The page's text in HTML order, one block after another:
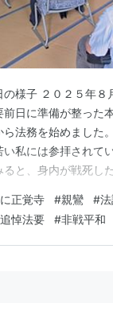
の様子 ２０２５年８
前日に準備が整った
ら法務を始めました
い私には参拝されて
ると、身内が戦死し
な思いを胸に秘めて
価値観と戦後の価値
正覚寺 #親鸞 #
悼法要 #非戦平和